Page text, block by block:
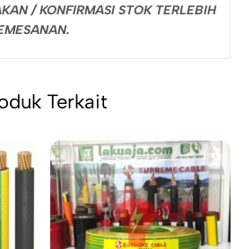
/ KONFIRMASI STOK TERLEBIH
Terkait